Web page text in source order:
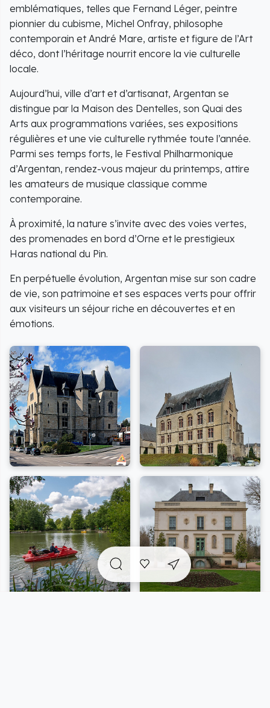
emblématiques, telles que Fernand Léger, peintre
pionnier du cubisme, Michel Onfray, philosophe
contemporain et André Mare, artiste et figure de l’Art
déco, dont l’héritage nourrit encore la vie culturelle
locale.
Aujourd’hui, ville d’art et d’artisanat, Argentan se
distingue par la Maison des Dentelles, son Quai des
Arts aux programmations variées, ses expositions
régulières et une vie culturelle rythmée toute l’année.
Parmi ses temps forts, le Festival Philharmonique
d’Argentan, rendez-vous majeur du printemps, attire
les amateurs de musique classique comme
contemporaine.
À proximité, la nature s’invite avec des voies vertes,
des promenades en bord d’Orne et le prestigieux
Haras national du Pin.
En perpétuelle évolution, Argentan mise sur son cadre
de vie, son patrimoine et ses espaces verts pour offrir
aux visiteurs un séjour riche en découvertes et en
émotions.